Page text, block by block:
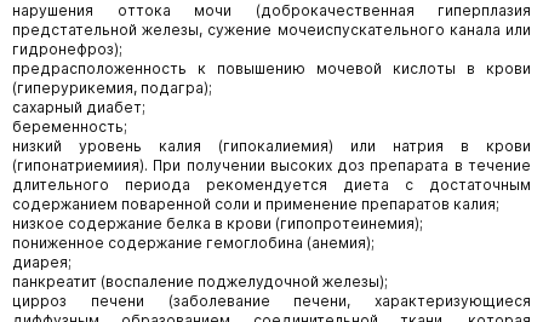
нарушения оттока мочи (доброкачественная гиперплазия
предстательной железы, сужение мочеиспускательного канала или
гидронефроз);
предрасположенность к повышению мочевой кислоты в крови
(гиперурикемия, подагра);
сахарный диабет;
беременность;
низкий уровень калия (гипокалиемия) или натрия в крови
(гипонатриемиия). При получении высоких доз препарата в течение
длительного периода рекомендуется диета с достаточным
содержанием поваренной соли и применение препаратов калия;
низкое содержание белка в крови (гипопротеинемия);
пониженное содержание гемоглобина (анемия);
диарея;
панкреатит (воспаление поджелудочной железы);
цирроз печени (заболевание печени, характеризующиеся